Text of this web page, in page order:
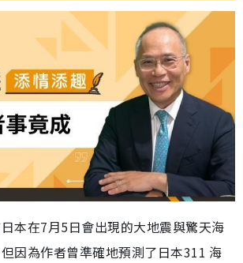
本在7月5日會出現的大地震與驚天海
因為作者曾準確地預測了日本311 海